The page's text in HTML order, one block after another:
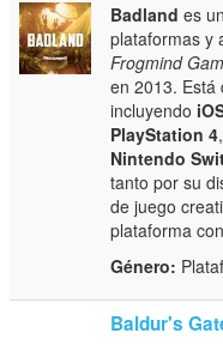
Badland es
plataformas y
Frogmind
en 2013. Está
incluyendo
PlayStation 4,
Nintendo
tanto por su
de juego
plataforma
Género:
Baldur's